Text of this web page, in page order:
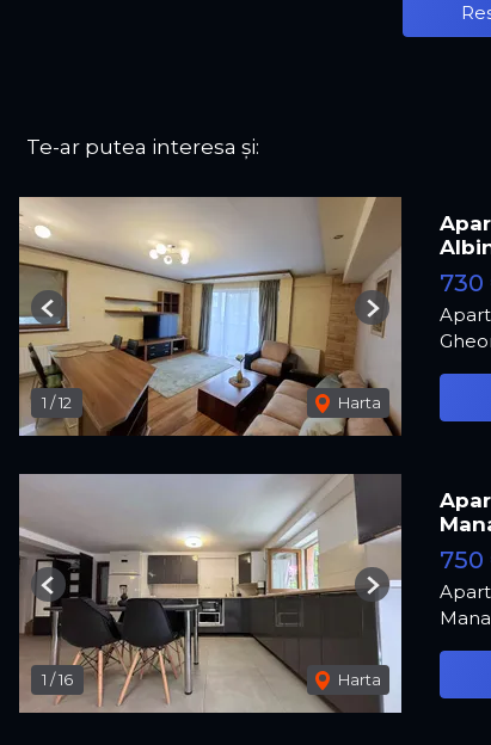
Te-ar putea interesa și:
1 /12 Harta
Previous Next
1 /16 Harta
Previous Next